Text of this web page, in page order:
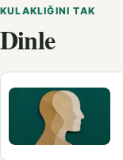
KULAKLIĞINI TAK
Dinle